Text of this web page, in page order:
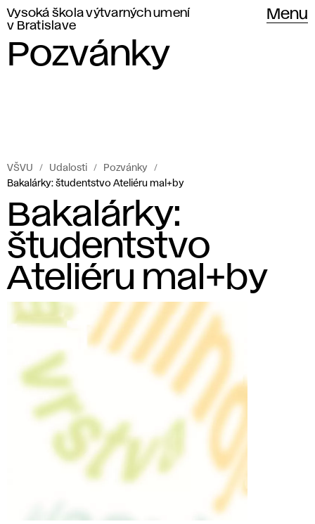
Vysoká škola výtvarných umení
v Bratislave
Menu
Pozvánky
VŠVU Udalosti
Pozvánky
Bakalárky: študentstvo Ateliéru mal+by
Bakalárky:
študentstvo
Ateliéru mal+by